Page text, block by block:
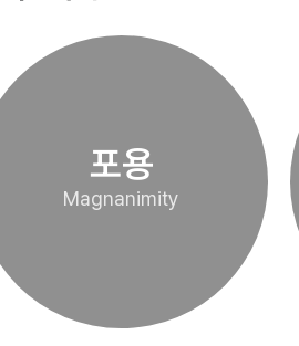
포용
Magnanimity